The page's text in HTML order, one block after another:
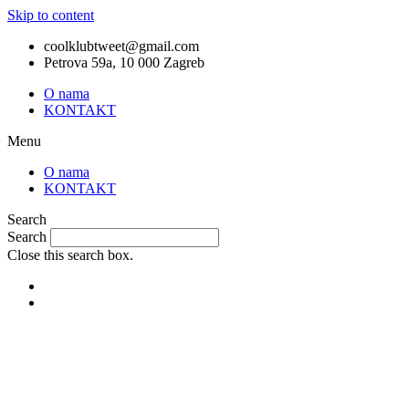
Skip to content
coolklubtweet@gmail.com
Petrova 59a, 10 000 Zagreb
O nama
KONTAKT
Menu
O nama
KONTAKT
Search
Search
Close this search box.